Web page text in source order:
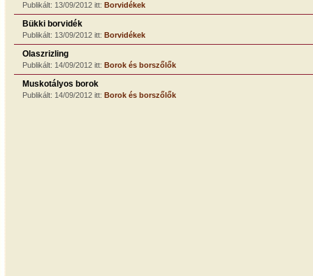
Publikált: 13/09/2012 itt: Borvidékek
Bükki borvidék
Publikált: 13/09/2012 itt: Borvidékek
Olaszrizling
Publikált: 14/09/2012 itt: Borok és borszőlők
Muskotályos borok
Publikált: 14/09/2012 itt: Borok és borszőlők